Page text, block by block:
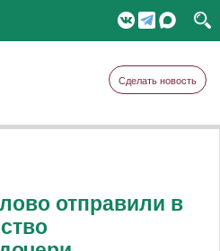
Сделать новость
отправили в